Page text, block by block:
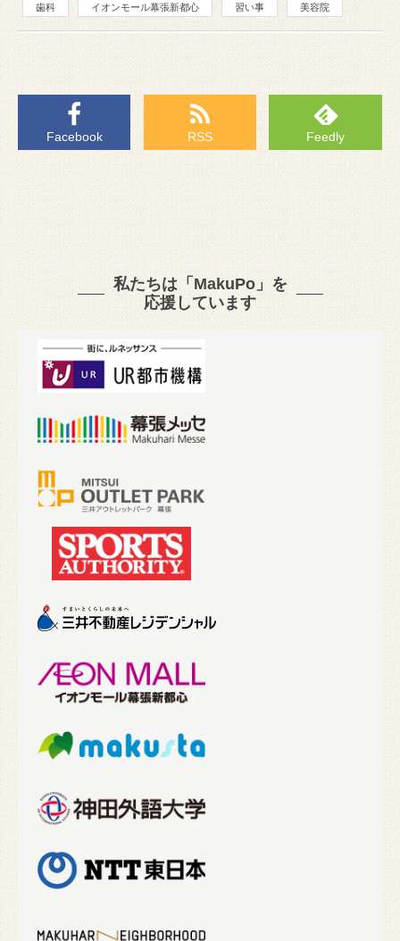
歯科 イオンモール幕張新都心 習い事 美容院
Facebook RSS Feedly
私たちは「MakuPo」を
応援しています